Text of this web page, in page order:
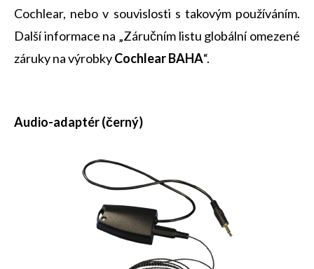
Cochlear, nebo v souvislosti s takovým používáním.
Další informace na „Záručním listu globální omezené
záruky na výrobkyCochlear BAHA“.
Audio-adaptér (černý)